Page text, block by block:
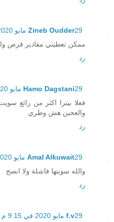
Zineb Oudder29 مايو 2020 في 9:15 م
ممكن تعطيني مقادير قرص
رد
Hamo Dagstani29 مايو 2020 في 9:15 م
فعلا بيتزا اكثر من رائع
والعجين هش وطري
رد
Amal Alkuwait29 مايو 2020 في 9:15 م
والله سويتها فاشلة ولا انصح
رد
f.v29 مايو 2020 في 9:15 م